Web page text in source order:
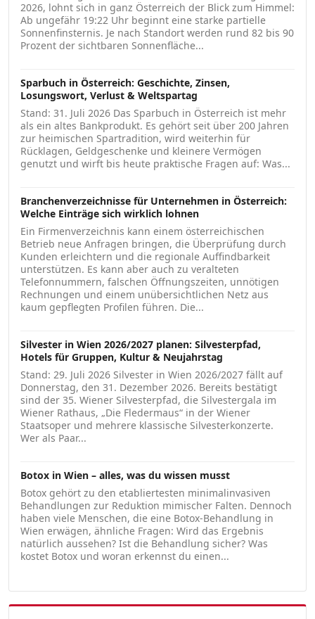
2026, lohnt sich in ganz Österreich der Blick zum Himmel:
Ab ungefähr 19:22 Uhr beginnt eine starke partielle
Sonnenfinsternis. Je nach Standort werden rund 82 bis 90
Prozent der sichtbaren Sonnenfläche...
Sparbuch in Österreich: Geschichte, Zinsen,
Losungswort, Verlust & Weltspartag
Stand: 31. Juli 2026 Das Sparbuch in Österreich ist mehr
als ein altes Bankprodukt. Es gehört seit über 200 Jahren
zur heimischen Spartradition, wird weiterhin für
Rücklagen, Geldgeschenke und kleinere Vermögen
genutzt und wirft bis heute praktische Fragen auf: Was...
Branchenverzeichnisse für Unternehmen in Österreich:
Welche Einträge sich wirklich lohnen
Ein Firmenverzeichnis kann einem österreichischen
Betrieb neue Anfragen bringen, die Überprüfung durch
Kunden erleichtern und die regionale Auffindbarkeit
unterstützen. Es kann aber auch zu veralteten
Telefonnummern, falschen Öffnungszeiten, unnötigen
Rechnungen und einem unübersichtlichen Netz aus
kaum gepflegten Profilen führen. Die...
Silvester in Wien 2026/2027 planen: Silvesterpfad,
Hotels für Gruppen, Kultur & Neujahrstag
Stand: 29. Juli 2026 Silvester in Wien 2026/2027 fällt auf
Donnerstag, den 31. Dezember 2026. Bereits bestätigt
sind der 35. Wiener Silvesterpfad, die Silvestergala im
Wiener Rathaus, „Die Fledermaus“ in der Wiener
Staatsoper und mehrere klassische Silvesterkonzerte.
Wer als Paar...
Botox in Wien – alles, was du wissen musst
Botox gehört zu den etabliertesten minimalinvasiven
Behandlungen zur Reduktion mimischer Falten. Dennoch
haben viele Menschen, die eine Botox-Behandlung in
Wien erwägen, ähnliche Fragen: Wird das Ergebnis
natürlich aussehen? Ist die Behandlung sicher? Was
kostet Botox und woran erkennst du einen...